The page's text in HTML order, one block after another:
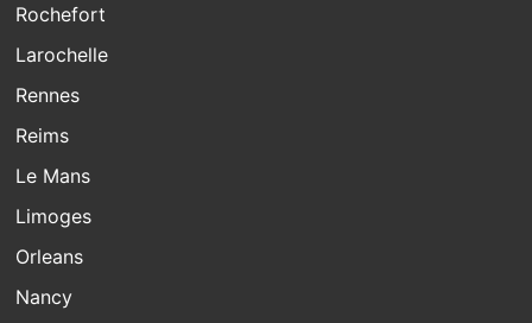
Rochefort
Larochelle
Rennes
Reims
Le Mans
Limoges
Orleans
Nancy